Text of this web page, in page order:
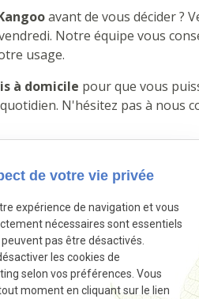
avant de vous décider ?
Notre équipe vous
usage.
à domicile pour que vous
N'hésitez pas à nous
et la sécurité de votre
des familles pour
idéal !
est désactivé. Autoriser
de votre vie privée
expérience de navigation et vous
nécessaires sont essentiels
pas être désactivés.
les cookies de
selon vos préférences. Vous
moment en cliquant sur le lien